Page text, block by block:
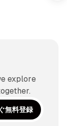
explore
無料登録